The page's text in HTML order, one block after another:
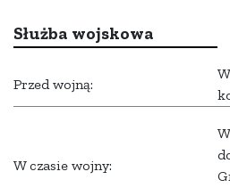
Służba wojskowa
Przed wojną:
W czasie wojny: